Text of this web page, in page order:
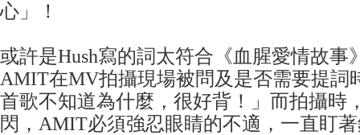
心」！
或許是Hush寫的詞太符合《血腥愛情故事
AMIT在MV拍攝現場被問及是否需要提詞
首歌不知道為什麼，很好背！」而拍攝時
閃，AMIT必須強忍眼睛的不適，一直盯